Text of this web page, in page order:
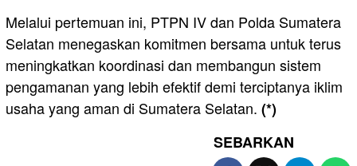
Melalui pertemuan ini, PTPN IV dan Polda Sumatera
Selatan menegaskan komitmen bersama untuk terus
meningkatkan koordinasi dan membangun sistem
pengamanan yang lebih efektif demi terciptanya iklim
usaha yang aman di Sumatera Selatan. (*)
SEBARKAN